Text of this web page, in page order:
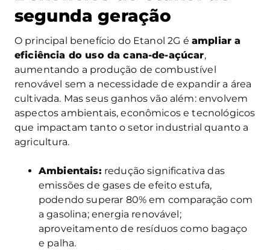
segunda geração
O principal benefício do Etanol 2G é ampliar a
eficiência do uso da cana-de-açúcar,
aumentando a produção de combustível
renovável sem a necessidade de expandir a área
cultivada. Mas seus ganhos vão além: envolvem
aspectos ambientais, econômicos e tecnológicos
que impactam tanto o setor industrial quanto a
agricultura.
Ambientais: redução significativa das
emissões de gases de efeito estufa,
podendo superar 80% em comparação com
a gasolina; energia renovável;
aproveitamento de resíduos como bagaço
e palha.